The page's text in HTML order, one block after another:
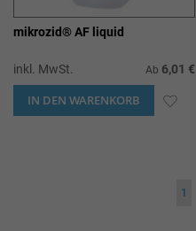
mikrozid® AF liquid
inkl. MwSt. Ab 6,01 €
IN DEN WARENKORB ZUR
Sie
1